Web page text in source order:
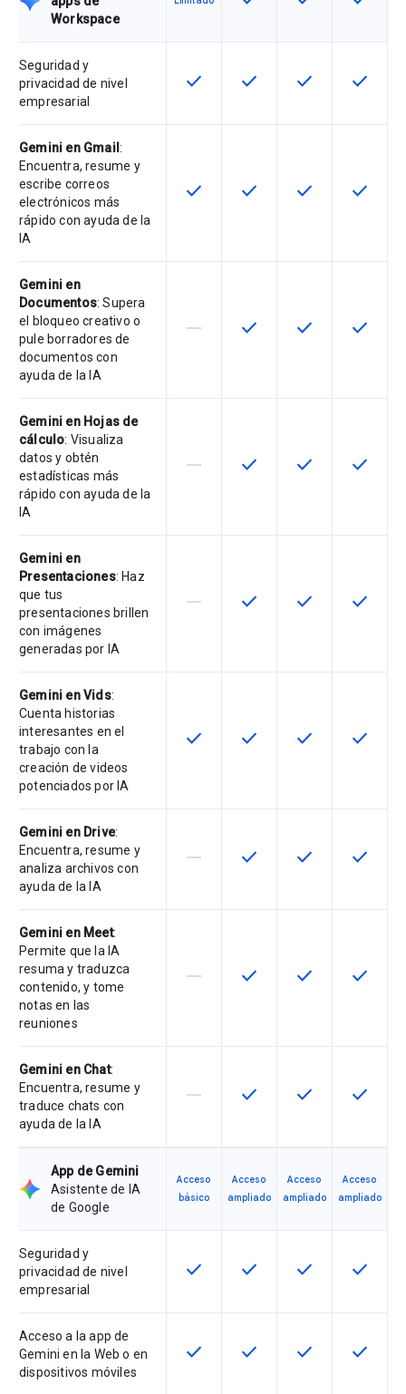
Workspace
Seguridad y
privacidad de nivel
empresarial
Esta función está disponible en
check Esta función está
check Esta función
check Esta
check
Gemini en Gmail :
Encuentra, resume y
escribe correos
electrónicos más
rápido con ayuda de la
IA
Esta función está disponible en
check Esta función está
check Esta función
check Esta
check
Gemini en
Documentos: Supera
el bloqueo creativo o
pule borradores de
documentos con
ayuda de la IA
Esta función no está disponible en
horizontal_rule Esta función está
check Esta función
check Esta
check
Gemini en Hojas de
cálculo: Visualiza
datos y obtén
estadísticas más
rápido con ayuda de la
IA
Esta función no está disponible en
horizontal_rule Esta función está
check Esta función
check Esta
check
Gemini en
Presentaciones: Haz
que tus
presentaciones brillen
con imágenes
generadas por IA
Esta función no está disponible en
horizontal_rule Esta función está
check Esta función
check Esta
check
Gemini en Vids:
Cuenta historias
interesantes en el
trabajo con la
creación de videos
potenciados por IA
Esta función está disponible en
check Esta función está
check Esta función
check Esta
check
Gemini en Drive:
Encuentra, resume y
analiza archivos con
ayuda de la IA
Esta función no está disponible en
horizontal_rule Esta función está
check Esta función
check Esta
check
Gemini en Meet:
Permite que la IA
resuma y traduzca
contenido, y tome
notas en las
reuniones
Esta función no está disponible en
horizontal_rule Esta función está
check Esta función
check Esta
check
Gemini en Chat:
Encuentra, resume y
traduce chats con
ayuda de la IA
Esta función no está disponible en
horizontal_rule Esta función está
check Esta función
check Esta
check
App de Gemini
Asistente de IA
de Google
Acceso
básico
Acceso
ampliado
Acceso
ampliado
Acceso
ampliado
Seguridad y
privacidad de nivel
empresarial
Esta función está disponible en
check Esta función está
check Esta función
check Esta
check
Acceso a la app de
Gemini en la Web o en
dispositivos móviles
Esta función está disponible en
check Esta función está
check Esta función
check Esta
check